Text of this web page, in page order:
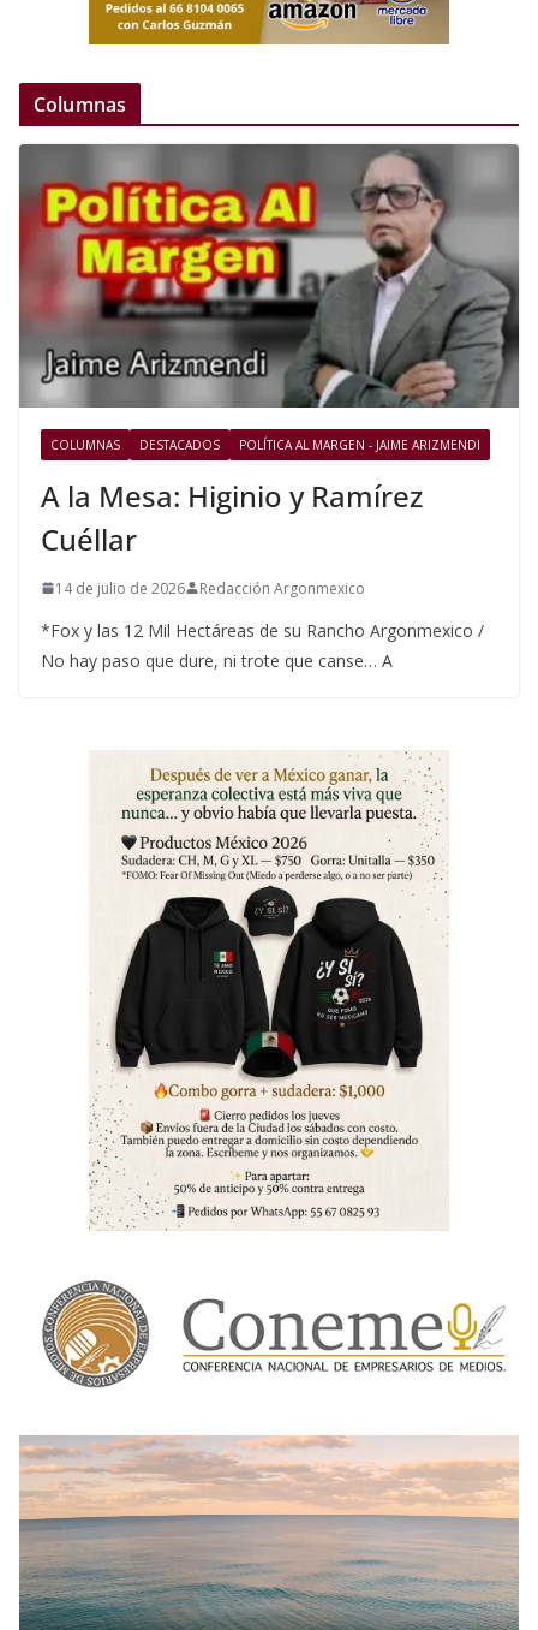
Columnas
COLUMNAS DESTACADOS POLÍTICA AL MARGEN - JAIME ARIZMENDI
A la Mesa: Higinio y Ramírez
Cuéllar
14 de julio de 2026 Redacción Argonmexico
*Fox y las 12 Mil Hectáreas de su Rancho Argonmexico /
No hay paso que dure, ni trote que canse… A